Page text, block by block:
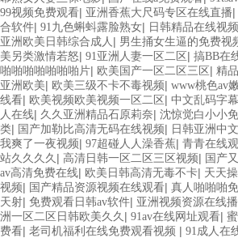
99视频免费观看| 亚洲香蕉大尺码专区在线直播|
合软件| 91九色蝌蚪露脸熟女| 日韩精品在线视
亚洲欧美日韩综合成人 | 男生捅女生逼的免费视
美另类激情若怒| 91亚洲人妻一区二区 | 搞BB在
啪啪啪啪啪啪啪片| 欧美国产一区二区三区 | 精
亚洲欧美| 欧美三级不卡不毒视频| www桃色av
线看| 欧美视频欧美视频一区二区 | 中文乱码字
人在线| 久久亚洲精品石原莉奈| 沈惊觉白小小
类| 国产加勒比高清无码在线视频| 日韩亚洲中
我爽了一夜视频| 97超碰人人澡香蕉| 青青在线
站久久久久 | 高清日韩一区二区三区视频| 国产
av高清免费在线| 欧美日韩高清无毒不卡| 天天
视频| 国产精品资源视频在线观看| 真人啪啪啪
天射| 免费观看日韩av软件| 亚洲视频资源在线
洲一区二区日韩欧美久久 | 91av在线网址观看|
费看| 老司机福利在线免费观看视频 | 91成人在